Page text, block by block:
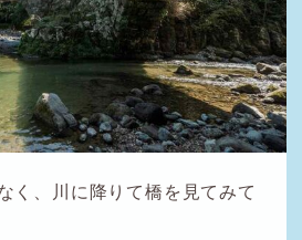
く、川に降りて橋を見てみて